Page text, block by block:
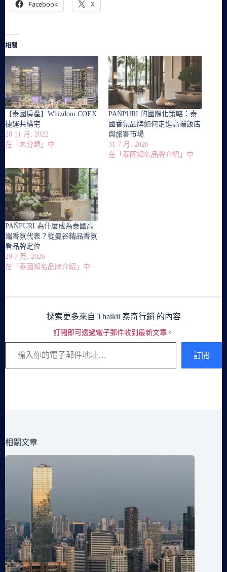
Facebook X
相關
【泰國房產】Whizdom COEX
捷運共構宅
28 11 月, 2022
在「未分類」中
PAÑPURI 的國際化策略：泰
國香氛品牌如何走進高端飯店
與旅客市場
31 7 月, 2026
在「泰國知名品牌介紹」中
PAÑPURI 為什麼成為泰國高
端香氛代表？從曼谷精品香氛
看品牌定位
29 7 月, 2026
在「泰國知名品牌介紹」中
探索更多來自 Thaikii 泰奇行銷 的內容
訂閱即可透過電子郵件收到最新文章。
輸入你的電子郵件地址…
訂閱
相關文章